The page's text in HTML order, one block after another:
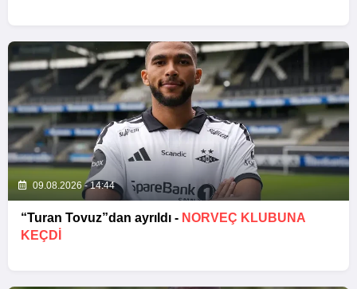
09.08.2026 - 14:44
“Turan Tovuz”dan ayrıldı - NORVEÇ KLUBUNA
KEÇDİ